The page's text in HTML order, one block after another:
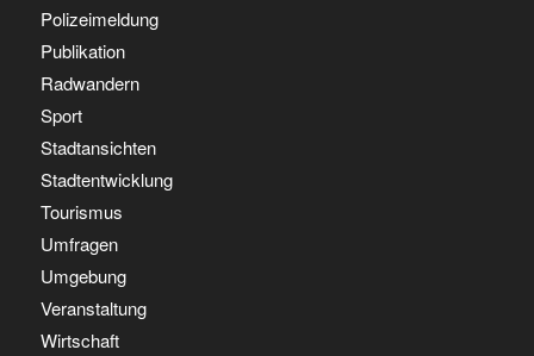
Polizeimeldung
Publikation
Radwandern
Sport
Stadtansichten
Stadtentwicklung
Tourismus
Umfragen
Umgebung
Veranstaltung
Wirtschaft